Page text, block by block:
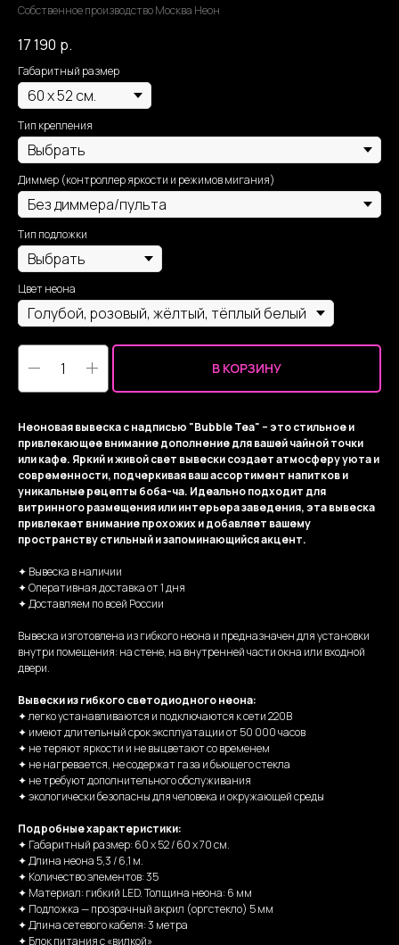
Собственное производство Москва Неон
17 190 р.
Габаритный размер
Тип крепления
Диммер (контроллер яркости и режимов мигания)
Тип подложки
Цвет неона
В КОРЗИНУ
Неоновая вывеска с надписью "Bubble Tea" – это стильное и
привлекающее внимание дополнение для вашей чайной точки
или кафе. Яркий и живой свет вывески создает атмосферу уюта и
современности, подчеркивая ваш ассортимент напитков и
уникальные рецепты боба-ча. Идеально подходит для
витринного размещения или интерьера заведения, эта вывеска
привлекает внимание прохожих и добавляет вашему
пространству стильный и запоминающийся акцент.
✦ Вывеска в наличии
✦ Оперативная доставка от 1 дня
✦ Доставляем по всей России
Вывеска изготовлена из гибкого неона и предназначен для установки
внутри помещения: на стене, на внутренней части окна или входной
двери.
Вывески из гибкого светодиодного неона:
✦ легко устанавливаются и подключаются к сети 220В
✦ имеют длительный срок эксплуатации от 50 000 часов
✦ не теряют яркости и не выцветают со временем
✦ не нагревается, не содержат газа и бьющего стекла
✦ не требуют дополнительного обслуживания
✦ экологически безопасны для человека и окружающей среды
Подробные характеристики:
✦ Габаритный размер: 60 х 52 / 60 х 70 см.
✦ Длина неона 5,3 / 6,1 м.
✦ Количество элементов: 35
✦ Материал: гибкий LED. Толщина неона: 6 мм
✦ Подложка — прозрачный акрил (оргстекло) 5 мм
✦ Длина сетевого кабеля: 3 метра
✦ Блок питания с «вилкой»